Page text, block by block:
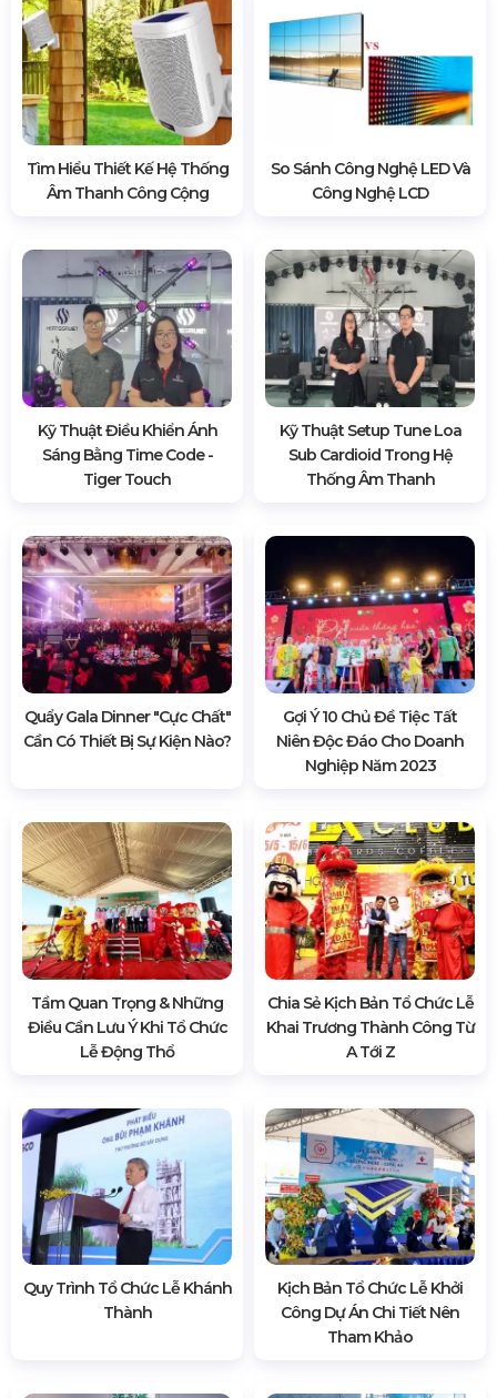
Tìm Hiểu Thiết Kế Hệ Thống
Âm Thanh Công Cộng
So Sánh Công Nghệ LED Và
Công Nghệ LCD
Kỹ Thuật Điều Khiển Ánh
Sáng Bằng Time Code -
Tiger Touch
Kỹ Thuật Setup Tune Loa
Sub Cardioid Trong Hệ
Thống Âm Thanh
Quẩy Gala Dinner "cực Chất"
Cần Có Thiết Bị Sự Kiện Nào?
Gợi Ý 10 Chủ Đề Tiệc Tất
Niên Độc Đáo Cho Doanh
Nghiệp Năm 2023
Tầm Quan Trọng & Những
Điều Cần Lưu Ý Khi Tổ Chức
Lễ Động Thổ
Chia Sẻ Kịch Bản Tổ Chức Lễ
Khai Trương Thành Công Từ
A Tới Z
Quy Trình Tổ Chức Lễ Khánh
Thành
Kịch Bản Tổ Chức Lễ Khởi
Công Dự Án Chi Tiết Nên
Tham Khảo